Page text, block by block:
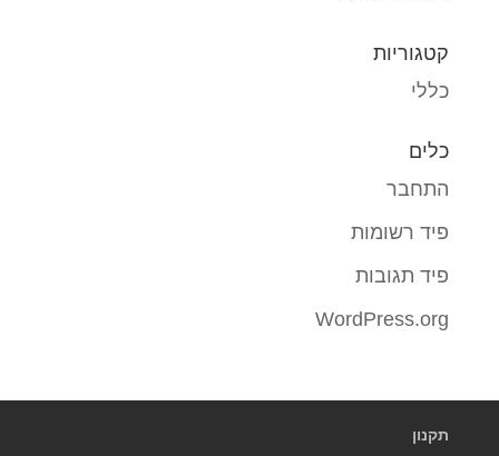
קטגוריות
כללי
כלים
התחבר
פיד רשומות
פיד תגובות
WordPress.org
תקנון